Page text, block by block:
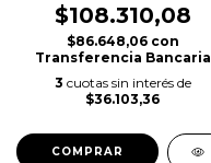
$108.310,08
$86.648,06 con
Transferencia Bancaria
3 cuotas sin interés de
$36.103,36
COMPRAR